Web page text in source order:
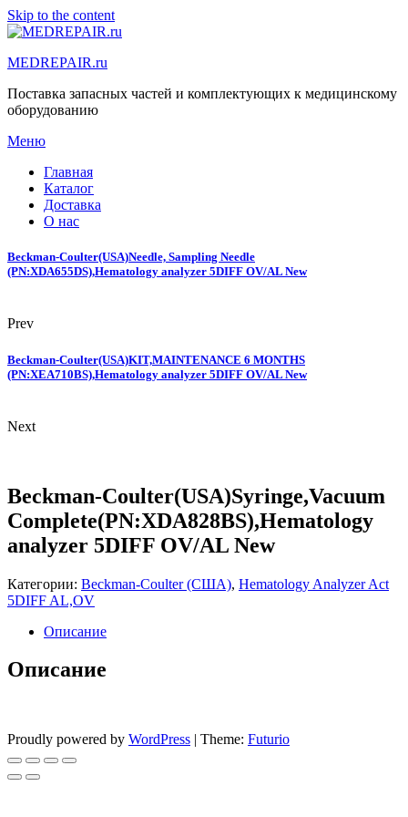
Skip to the content
MEDREPAIR.ru
Поставка запасных частей и комплектующих к медицинскому
оборудованию
Меню
Главная
Каталог
Доставка
О нас
Beckman-Coulter(USA)Needle, Sampling Needle
(PN:XDA655DS),Hematology analyzer 5DIFF OV/AL New
Prev
Beckman-Coulter(USA)KIT,MAINTENANCE 6 MONTHS
(PN:XEA710BS),Hematology analyzer 5DIFF OV/AL New
Next
Beckman-Coulter(USA)Syringe,Vacuum
Complete(PN:XDA828BS),Hematology
analyzer 5DIFF OV/AL New
Категории: Beckman-Coulter (США), Hematology Analyzer Act
5DIFF AL,OV
Описание
Описание
Proudly powered by WordPress | Theme: Futurio